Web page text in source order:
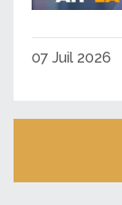
07 Juil 2026